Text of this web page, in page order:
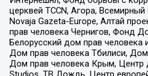
церквей TCCN, Агора,
Novaja Gazeta-Europe, Алтай
прав человека Чернигов, Фонд
Белорусский дом прав человека
Дом прав человека Тбилиси, Дом
Дом прав человека Крым, Центр